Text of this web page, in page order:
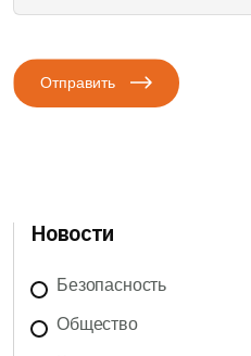
Отправить
Новости
Безопасность
Общество